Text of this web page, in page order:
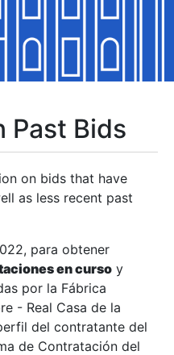
Past Bids
on bids that have
as less recent past
para obtener
en curso y
por la Fábrica
- Real Casa de la
del contratante del
de Contratación del